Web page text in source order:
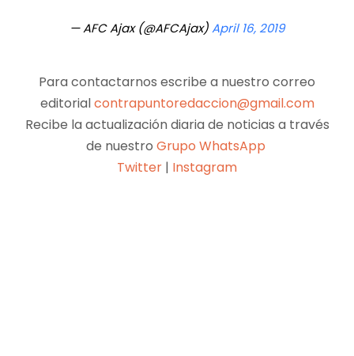
— AFC Ajax (@AFCAjax)April 16, 2019
Para contactarnos escribe a nuestro correo
editorialcontrapuntoredaccion@gmail.com
Recibe la actualización diaria de noticias a través
de nuestro Grupo WhatsApp
Twitter | Instagram